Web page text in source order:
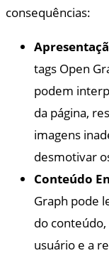
consequências:
tags Open
podem
da página,
imagens
desmotivar
Conteúdo
Graph pode
do
usuário e a